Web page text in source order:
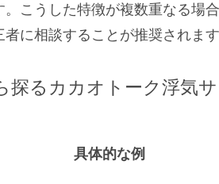
こうした特徴が複数重なる場
に相談することが推奨されます
探るカカオトーク浮気
具体的な例